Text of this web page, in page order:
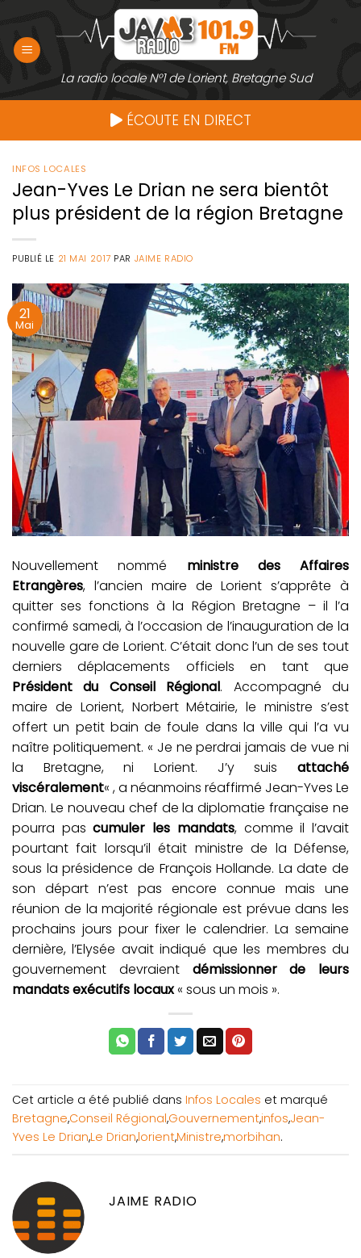
contenu
La radio locale N°1 de Lorient, Bretagne Sud
ÉCOUTE EN DIRECT
INFOS LOCALES
Jean-Yves Le Drian ne sera bientôt
plus président de la région Bretagne
PUBLIÉ LE 21 MAI 2017 PAR JAIME RADIO
21
Mai
Nouvellement nommé ministre des Affaires
Etrangères, l’ancien maire de Lorient s’apprête à
quitter ses fonctions à la Région Bretagne – il l’a
confirmé samedi, à l’occasion de l’inauguration de la
nouvelle gare de Lorient. C’était donc l’un de ses tout
derniers déplacements officiels en tant que
Président du Conseil Régional. Accompagné du
maire de Lorient, Norbert Métairie, le ministre s’est
offert un petit bain de foule dans la ville qui l’a vu
naître politiquement. « Je ne perdrai jamais de vue ni
la Bretagne, ni Lorient. J’y suis attaché
viscéralement« , a néanmoins réaffirmé Jean-Yves Le
Drian. Le nouveau chef de la diplomatie française ne
pourra pascumuler les mandats, comme il l’avait
pourtant fait lorsqu’il était ministre de la Défense,
sous la présidence de François Hollande. La date de
son départ n’est pas encore connue mais une
réunion de la majorité régionale est prévue dans les
prochains jours pour fixer le calendrier. La semaine
dernière, l’Elysée avait indiqué que les membres du
gouvernement devraient démissionner de leurs
mandats exécutifs locaux« sous un mois ».
Cet article a été publié dans Infos Locales et marqué
Bretagne,Conseil Régional,Gouvernement,infos,Jean-
Yves Le Drian,Le Drian,lorient,Ministre,morbihan.
JAIME RADIO